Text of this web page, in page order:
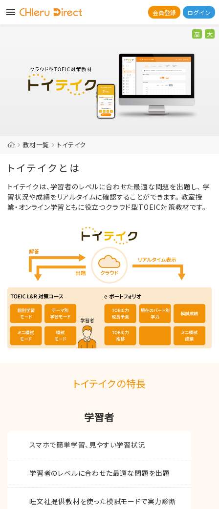
会員登録 ログイン
高 大
教材一覧 トイテイク
トイテイクとは
トイテイクは、学習者のレベルに合わせた最適な問題を出題し、 学
習状況や成績をリアルタイムに確認することができます。 教室授
業・オンライン学習ともに役立つクラウド型TOEIC対策教材です。
トイテイクの特長
学習者
スマホで簡単学習、見やすい学習状況
学習者のレベルに合わせた最適な問題を出題
旺文社提供教材を使った模試モードで実力診断